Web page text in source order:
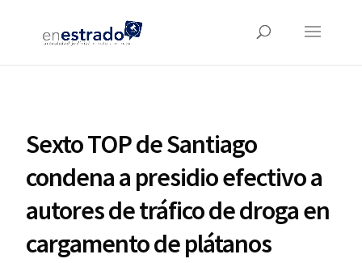
Sexto TOP de Santiago
condena a presidio efectivo a
autores de tráfico de droga en
cargamento de plátanos